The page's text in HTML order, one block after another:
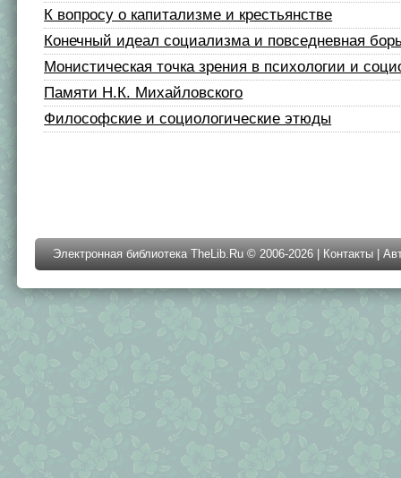
К вопросу о капитализме и крестьянстве
Конечный идеал социализма и повседневная
Монистическая точка зрения в психологии и
Памяти Н.К. Михайловского
Философские и социологические этюды
Электронная библиотека TheLib.Ru © 2006-2026 | Контакты |